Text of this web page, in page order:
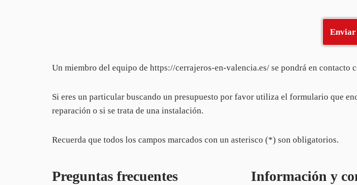
Un miembro del equipo de https://cerrajeros-en-valencia.es/ se pondrá en contacto
Si eres un particular buscando un presupuesto por favor utiliza el formulario que
reparación o si se trata de una instalación.
Recuerda que todos los campos marcados con un asterisco (*) son obligatorios.
Preguntas frecuentes Información y